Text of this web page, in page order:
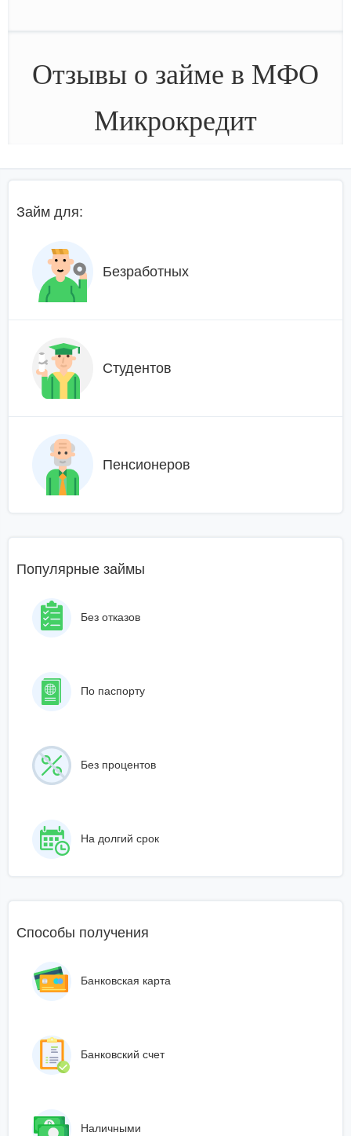
Отзывы о займе в МФО
Микрокредит
Займ для:
Безработных
Студентов
Пенсионеров
Популярные займы
Без отказов
По паспорту
Без процентов
На долгий срок
Способы получения
Банковская карта
Банковский счет
Наличными